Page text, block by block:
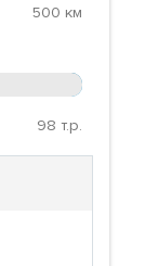
500 км
98 т.р.